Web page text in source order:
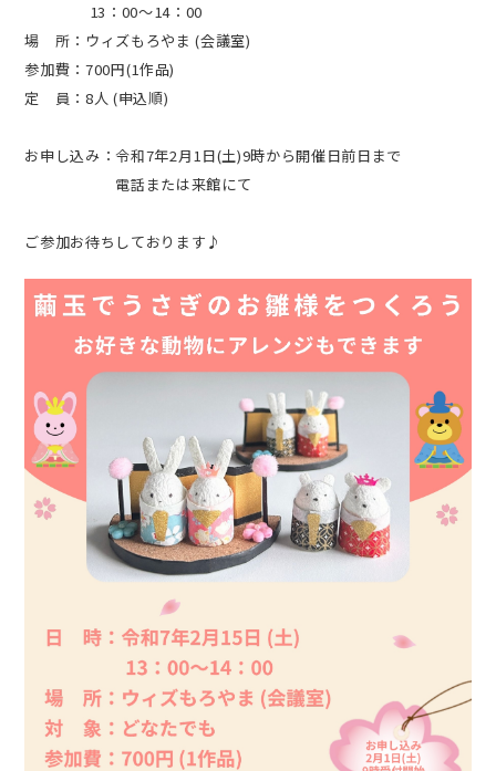
13：00～14：00
場 所：ウィズもろやま (会議室)
参加費：700円(1作品)
定 員：8人 (申込順)
お申し込み：令和7年2月1日(土)9時から開催日前日まで
電話または来館にて
ご参加お待ちしております♪